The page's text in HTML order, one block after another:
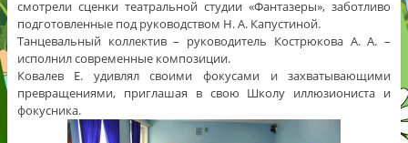
смотрели сценки театральной студии «Фантазеры», заботливо
подготовленные под руководством Н. А. Капустиной.
Танцевальный коллектив – руководитель Кострюкова А. А. –
исполнил современные композиции.
Ковалев Е. удивлял своими фокусами и захватывающими
превращениями, приглашая в свою Школу иллюзиониста и
фокусника.